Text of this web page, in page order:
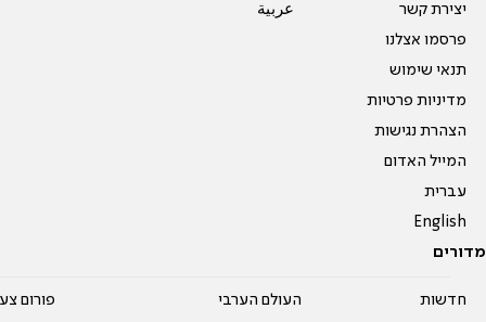
יצירת קשר
פרסמו אצלנו
תנאי שימוש
מדיניות פרטיות
הצהרת נגישות
המייל האדום
עברית
English
عربية
מדורים
חדשות
העולם הערבי
פורום